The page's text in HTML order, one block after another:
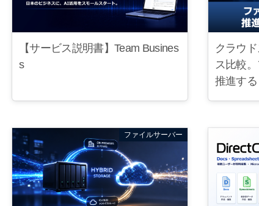
【サービス説明書】Team Busines
s
クラウ
ス比較
推進す
ファイルサーバー